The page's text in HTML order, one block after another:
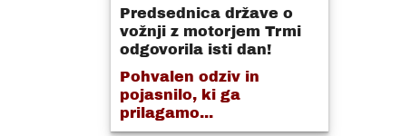
Predsednica države o
vožnji z motorjem Trmi
odgovorila isti dan!
Pohvalen odziv in
pojasnilo, ki ga
prilagamo...